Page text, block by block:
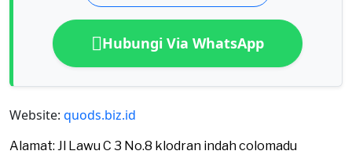
Hubungi Via WhatsApp
Website: quods.biz.id
Alamat: Jl Lawu C 3 No.8 klodran indah colomadu